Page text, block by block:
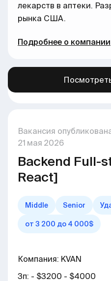
Вакансия
21 мая 2026
Backend Full-
React]
Middle Senior
от 3 200 до 4 000$
Компания: KVAN
Зп: - $3200 - $4000
лекарств в аптеки.
рынка США.
Подробнее о компании
Больше вакансий в